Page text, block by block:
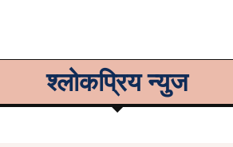
श्लोकप्रिय न्युज